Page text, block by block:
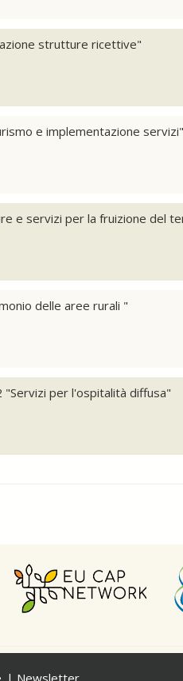
strutture ricettive"
e implementazione servizi"
e servizi per la fruizione del
delle aree rurali "
per l'ospitalità diffusa"
Newsletter